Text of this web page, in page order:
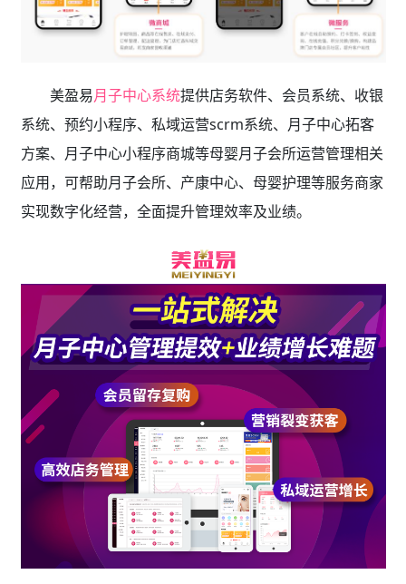
美盈易月子中心系统提供店务软件、会员系统、收银
系统、预约小程序、私域运营scrm系统、月子中心拓客
方案、月子中心小程序商城等母婴月子会所运营管理相关
应用，可帮助月子会所、产康中心、母婴护理等服务商家
实现数字化经营，全面提升管理效率及业绩。